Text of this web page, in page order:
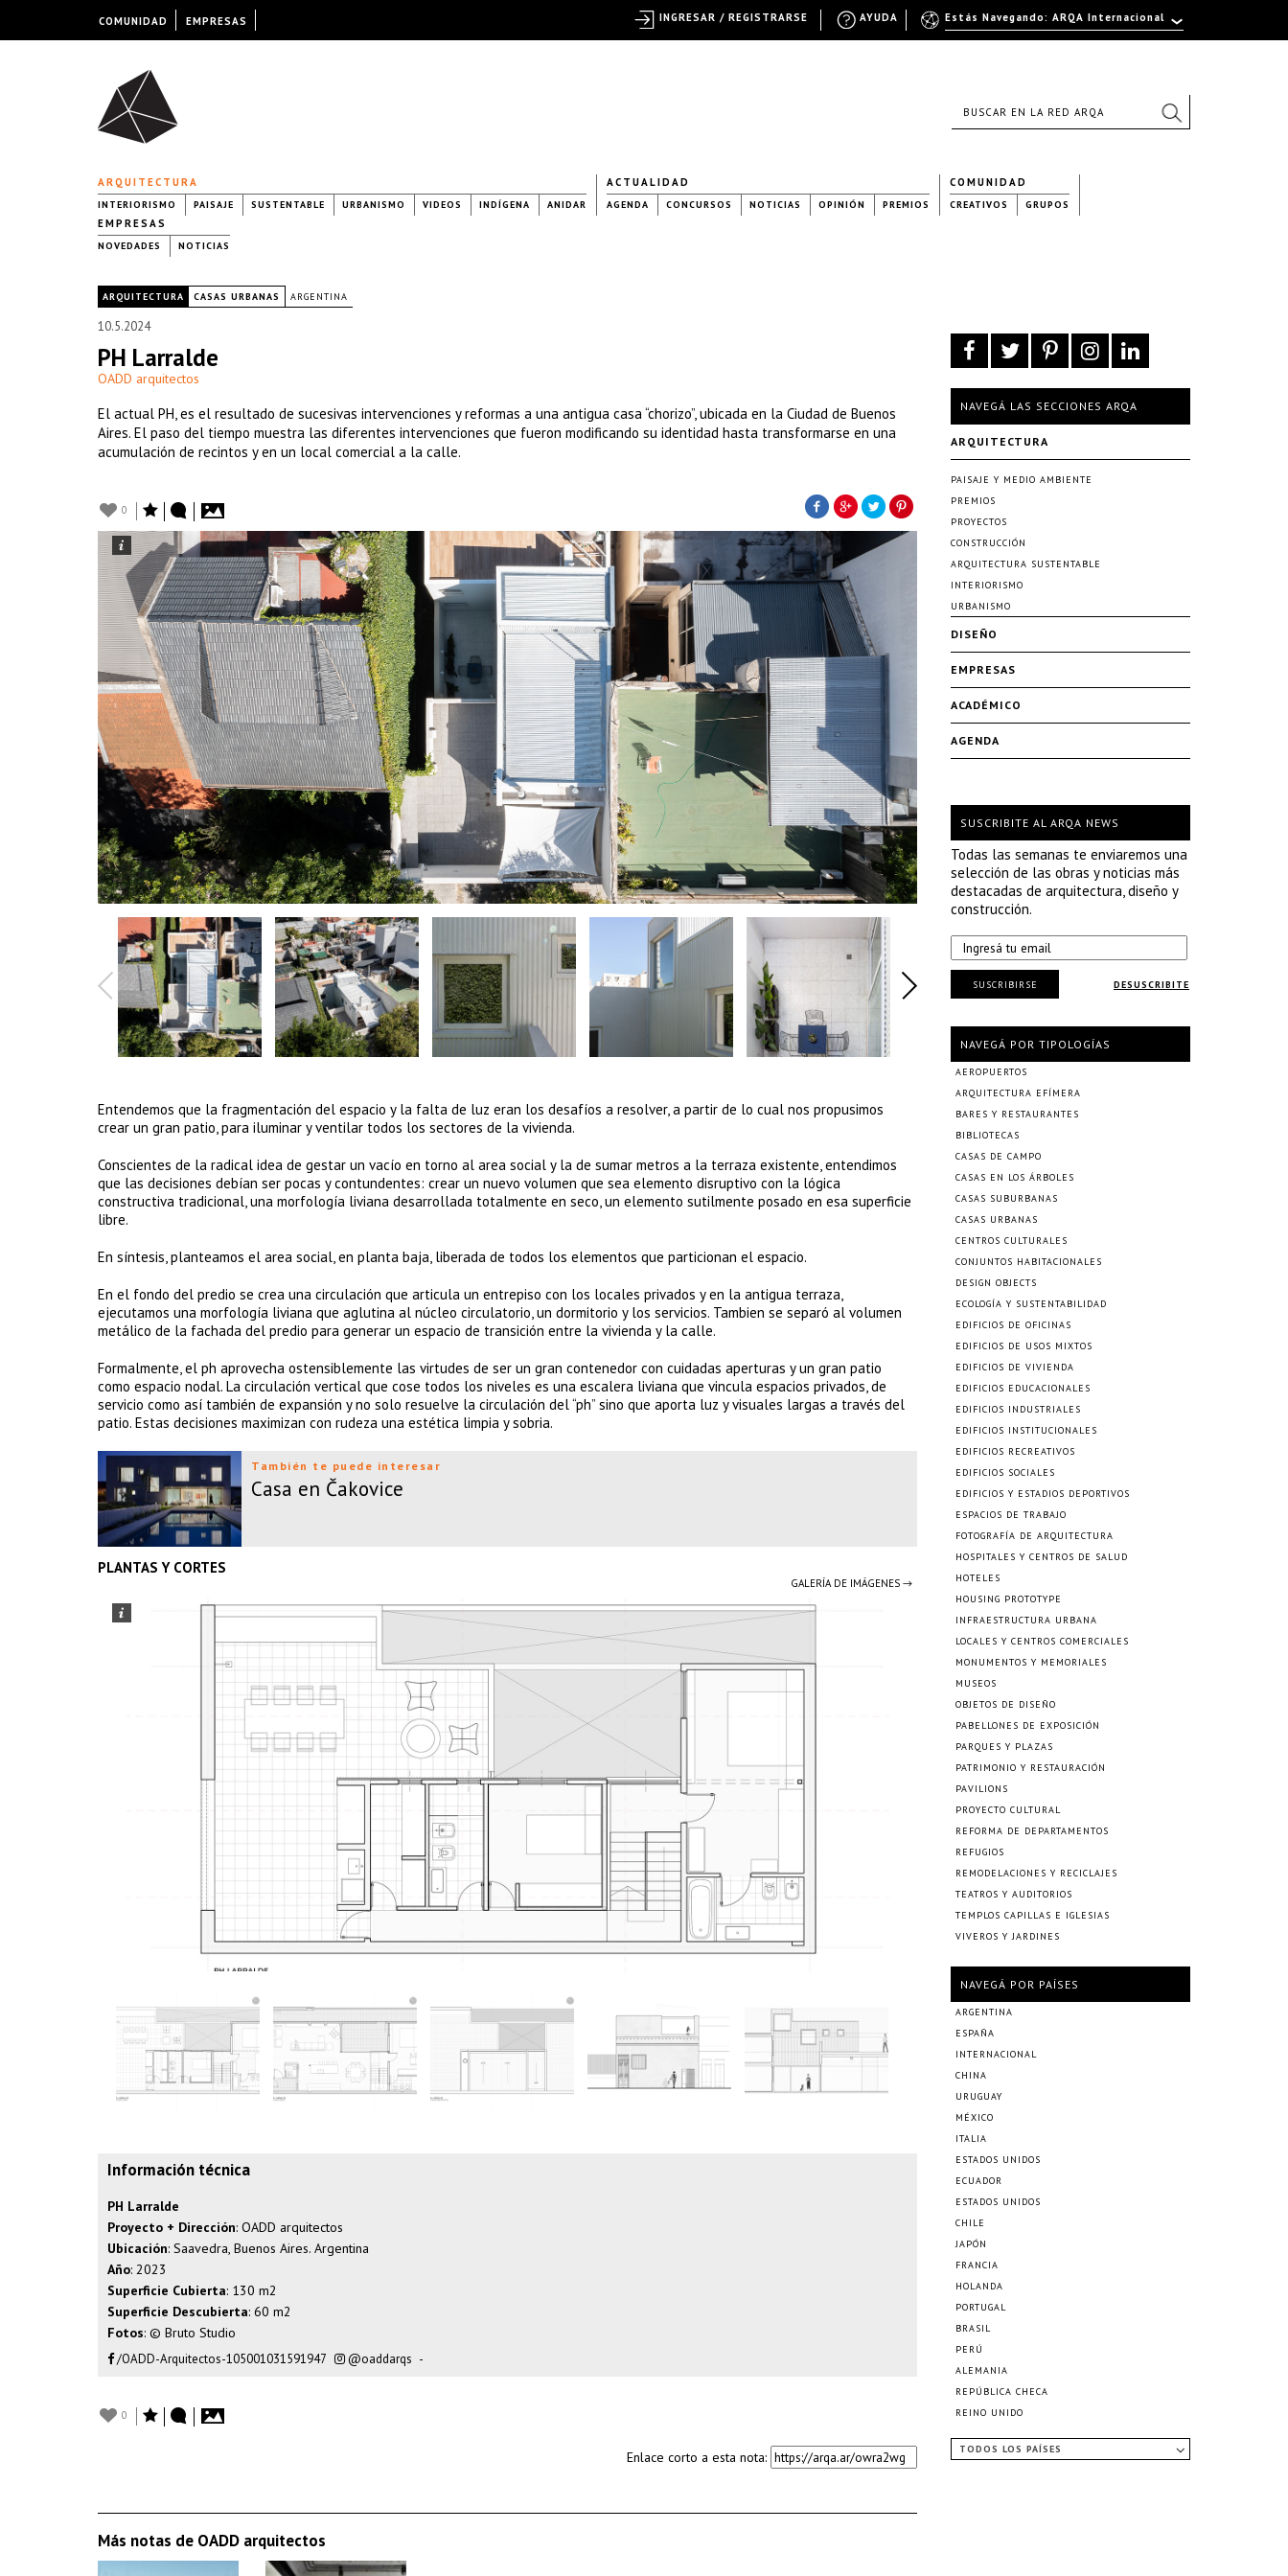
ARQUITECTURA
INTERIORISMO PAISAJE SUSTENTABLE URBANISMO VIDEOS INDÍGENA ANIDAR
ACTUALIDAD
AGENDA CONCURSOS NOTICIAS OPINIÓN PREMIOS
COMUNIDAD
CREATIVOS GRUPOS
EMPRESAS
NOVEDADES NOTICIAS
ARQUITECTURA CASAS URBANAS ARGENTINA
10.5.2024
PH Larralde
OADD arquitectos
El actual PH, es el resultado de sucesivas intervenciones y reformas a una antigua casa “chorizo”, ubicada en la Ciudad de Buenos
Aires. El paso del tiempo muestra las diferentes intervenciones que fueron modificando su identidad hasta transformarse en una
acumulación de recintos y en un local comercial a la calle.
0
Entendemos que la fragmentación del espacio y la falta de luz eran los desafíos a resolver, a partir de lo cual nos propusimos
crear un gran patio, para iluminar y ventilar todos los sectores de la vivienda.
Conscientes de la radical idea de gestar un vacío en torno al area social y la de sumar metros a la terraza existente, entendimos
que las decisiones debían ser pocas y contundentes: crear un nuevo volumen que sea elemento disruptivo con la lógica
constructiva tradicional, una morfología liviana desarrollada totalmente en seco, un elemento sutilmente posado en esa superficie
libre.
En síntesis, planteamos el area social, en planta baja, liberada de todos los elementos que particionan el espacio.
En el fondo del predio se crea una circulación que articula un entrepiso con los locales privados y en la antigua terraza,
ejecutamos una morfología liviana que aglutina al núcleo circulatorio, un dormitorio y los servicios. Tambien se separó al volumen
metálico de la fachada del predio para generar un espacio de transición entre la vivienda y la calle.
Formalmente, el ph aprovecha ostensiblemente las virtudes de ser un gran contenedor con cuidadas aperturas y un gran patio
como espacio nodal. La circulación vertical que cose todos los niveles es una escalera liviana que vincula espacios privados, de
servicio como así también de expansión y no solo resuelve la circulación del “ph” sino que aporta luz y visuales largas a través del
patio. Estas decisiones maximizan con rudeza una estética limpia y sobria.
También te puede interesar
Casa en Čakovice
PLANTAS Y CORTES
GALERÍA DE IMÁGENES →
Información técnica
PH Larralde
Proyecto + Dirección: OADD arquitectos
Ubicación: Saavedra, Buenos Aires. Argentina
Año: 2023
Superficie Cubierta: 130 m2
Superficie Descubierta: 60 m2
Fotos: © Bruto Studio
/OADD-Arquitectos-105001031591947 @oaddarqs -
0
Enlace corto a esta nota:
Más notas de OADD arquitectos
NAVEGÁ LAS SECCIONES ARQA
ARQUITECTURA
PAISAJE Y MEDIO AMBIENTE
PREMIOS
PROYECTOS
CONSTRUCCIÓN
ARQUITECTURA SUSTENTABLE
INTERIORISMO
URBANISMO
DISEÑO
EMPRESAS
ACADÉMICO
AGENDA
SUSCRIBITE AL ARQA NEWS
Todas las semanas te enviaremos una
selección de las obras y noticias más
destacadas de arquitectura, diseño y
construcción.
DESUSCRIBITE
SUSCRIBIRSE
NAVEGÁ POR TIPOLOGÍAS
AEROPUERTOS
ARQUITECTURA EFÍMERA
BARES Y RESTAURANTES
BIBLIOTECAS
CASAS DE CAMPO
CASAS EN LOS ÁRBOLES
CASAS SUBURBANAS
CASAS URBANAS
CENTROS CULTURALES
CONJUNTOS HABITACIONALES
DESIGN OBJECTS
ECOLOGÍA Y SUSTENTABILIDAD
EDIFICIOS DE OFICINAS
EDIFICIOS DE USOS MIXTOS
EDIFICIOS DE VIVIENDA
EDIFICIOS EDUCACIONALES
EDIFICIOS INDUSTRIALES
EDIFICIOS INSTITUCIONALES
EDIFICIOS RECREATIVOS
EDIFICIOS SOCIALES
EDIFICIOS Y ESTADIOS DEPORTIVOS
ESPACIOS DE TRABAJO
FOTOGRAFÍA DE ARQUITECTURA
HOSPITALES Y CENTROS DE SALUD
HOTELES
HOUSING PROTOTYPE
INFRAESTRUCTURA URBANA
LOCALES Y CENTROS COMERCIALES
MONUMENTOS Y MEMORIALES
MUSEOS
OBJETOS DE DISEÑO
PABELLONES DE EXPOSICIÓN
PARQUES Y PLAZAS
PATRIMONIO Y RESTAURACIÓN
PAVILIONS
PROYECTO CULTURAL
REFORMA DE DEPARTAMENTOS
REFUGIOS
REMODELACIONES Y RECICLAJES
TEATROS Y AUDITORIOS
TEMPLOS CAPILLAS E IGLESIAS
VIVEROS Y JARDINES
NAVEGÁ POR PAÍSES
ARGENTINA
ESPAÑA
INTERNACIONAL
CHINA
URUGUAY
MÉXICO
ITALIA
ESTADOS UNIDOS
ECUADOR
ESTADOS UNIDOS
CHILE
JAPÓN
FRANCIA
HOLANDA
PORTUGAL
BRASIL
PERÚ
ALEMANIA
REPÚBLICA CHECA
REINO UNIDO
TODOS LOS PAÍSES
COMUNIDAD EMPRESAS Estás Navegando: ARQA Internacional
AYUDA
INGRESAR / REGISTRARSE